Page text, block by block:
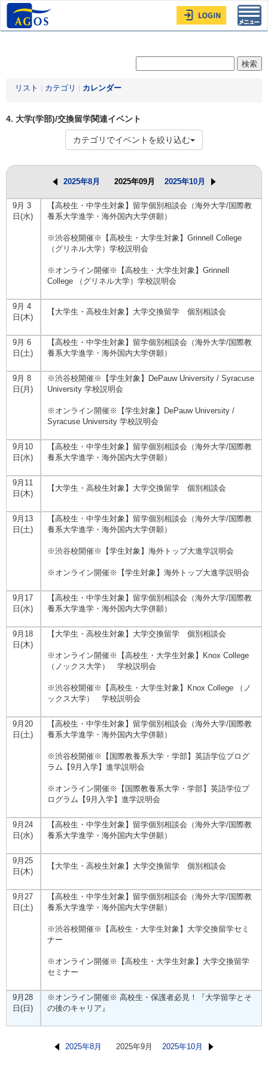
リスト カテゴリ カレンダー
4. 大学(学部)/交換留学関連イベント
カテゴリでイベントを絞り込む
2025年8月 2025年09月 2025年10月
9月 3
日(水)
【高校生・中学生対象】留学個別相談会（海外大学/国際教
養系大学進学・海外国内大学併願）
※渋谷校開催※【高校生・大学生対象】Grinnell College
（グリネル大学）学校説明会
※オンライン開催※【高校生・大学生対象】Grinnell
College （グリネル大学）学校説明会
9月 4
日(木)
【大学生・高校生対象】大学交換留学 個別相談会
9月 6
日(土)
【高校生・中学生対象】留学個別相談会（海外大学/国際教
養系大学進学・海外国内大学併願）
9月 8
日(月)
※渋谷校開催※【学生対象】DePauw University / Syracuse
University 学校説明会
※オンライン開催※【学生対象】DePauw University /
Syracuse University 学校説明会
9月10
日(水)
【高校生・中学生対象】留学個別相談会（海外大学/国際教
養系大学進学・海外国内大学併願）
9月11
日(木)
【大学生・高校生対象】大学交換留学 個別相談会
9月13
日(土)
【高校生・中学生対象】留学個別相談会（海外大学/国際教
養系大学進学・海外国内大学併願）
※渋谷校開催※【学生対象】海外トップ大進学説明会
※オンライン開催※【学生対象】海外トップ大進学説明会
9月17
日(水)
【高校生・中学生対象】留学個別相談会（海外大学/国際教
養系大学進学・海外国内大学併願）
9月18
日(木)
【大学生・高校生対象】大学交換留学 個別相談会
※オンライン開催※【高校生・大学生対象】Knox College
（ノックス大学） 学校説明会
※渋谷校開催※【高校生・大学生対象】Knox College （ノ
ックス大学） 学校説明会
9月20
日(土)
【高校生・中学生対象】留学個別相談会（海外大学/国際教
養系大学進学・海外国内大学併願）
※渋谷校開催※【国際教養系大学・学部】英語学位プログ
ラム【9月入学】進学説明会
※オンライン開催※【国際教養系大学・学部】英語学位プ
ログラム【9月入学】進学説明会
9月24
日(水)
【高校生・中学生対象】留学個別相談会（海外大学/国際教
養系大学進学・海外国内大学併願）
9月25
日(木)
【大学生・高校生対象】大学交換留学 個別相談会
9月27
日(土)
【高校生・中学生対象】留学個別相談会（海外大学/国際教
養系大学進学・海外国内大学併願）
※渋谷校開催※【高校生・大学生対象】大学交換留学セミ
ナー
※オンライン開催※【高校生・大学生対象】大学交換留学
セミナー
9月28
日(日)
※オンライン開催※ 高校生・保護者必見！『大学留学とそ
の後のキャリア』
2025年8月 2025年9月 2025年10月